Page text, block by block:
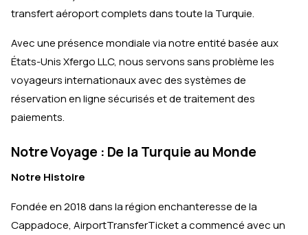
transfert aéroport complets dans toute la Turquie.
Avec une présence mondiale via notre entité basée aux
États-Unis Xfergo LLC, nous servons sans problème les
voyageurs internationaux avec des systèmes de
réservation en ligne sécurisés et de traitement des
paiements.
Notre Voyage : De la Turquie au Monde
Notre Histoire
Fondée en 2018 dans la région enchanteresse de la
Cappadoce, AirportTransferTicket a commencé avec un